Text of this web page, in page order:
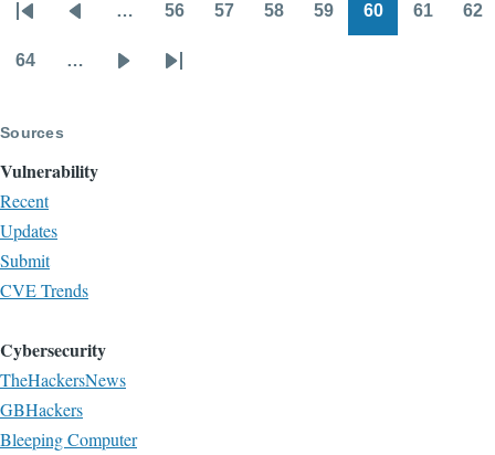
Pagination
First
page
Previous
… 56 57 58 59 60 61 62
64 …
Last
Sources
Vulnerability
Recent
Updates
Submit
CVE Trends
Cybersecurity
TheHackersNews
GBHackers
Bleeping Computer